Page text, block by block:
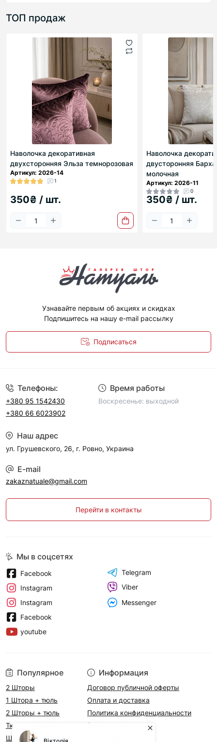
ТОП продаж
Наволочка декоративная
двухсторонняя Эльза темнорозовая
Артикул: 2026-14
1
350₴ / шт.
Наволочка
двусторонняя
молочная
Артикул: 2026-11
0
350₴ / шт.
Узнавайте первым об акциях и скидках
Подпишитесь на нашу e-mail рассылку
Подписаться
Телефоны:
+380 95 1542430
+380 66 6023902
Время работы
Воскресенье: выходной
Наш адрес
ул. Грушевского, 26, г. Ровно, Украина
E-mail
zakaznatuale@gmail.com
Перейти в контакты
Популярное
2 Шторы
1 Штора + тюль
2 Шторы + тюль
Тюль в размерах
Шторы на метраж
Информация
Договор публичной оферты
Оплата и доставка
Политика конфиденциальности
Возврат товара
Мы в соцсетях
Facebook
Instagram
Instagram
Facebook
youtube
Telegram
Viber
Messenger